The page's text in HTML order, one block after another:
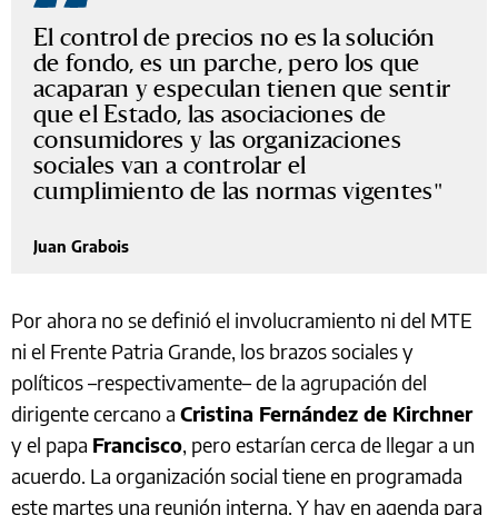
El control de precios no es la solución
de fondo, es un parche, pero los que
acaparan y especulan tienen que sentir
que el Estado, las asociaciones de
consumidores y las organizaciones
sociales van a controlar el
cumplimiento de las normas vigentes
Juan Grabois
Por ahora no se definió el involucramiento ni del MTE
ni el Frente Patria Grande, los brazos sociales y
políticos –respectivamente– de la agrupación del
dirigente cercano a Cristina Fernández de Kirchner
y el papa Francisco, pero estarían cerca de llegar a un
acuerdo. La organización social tiene en programada
este martes una reunión interna. Y hay en agenda para